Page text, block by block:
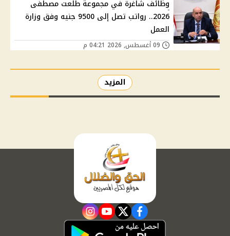
وظائف شاغرة في مجموعة طلعت مصطفى
2026.. رواتب تصل إلى 9500 جنيه وفق وزارة
العمل
المزيد
facebook
twitter
youtube
instagram